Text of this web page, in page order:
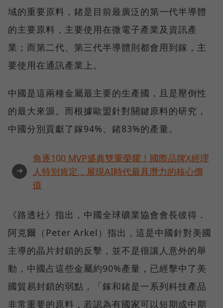
域的重要原料，鍺是目前最廣泛的第一代半導體
的主要原料，主要使用在微電子產業及資訊產
業；而第二代、第三代半導體則都會用到鎵，主
要使用在通訊產業上。
中國是這兩種金屬最主要的生產國，且是壓倒性
的最大來源。而根據歐盟針對關鍵原料的研究，
中國分別貢獻了鎵94%、鍺83%的產量。
➜
角逐100 MVP盛典雙重榮耀！國際品牌X經理
人特別肯定，展現AI時代最具潛力的核心價
值
《路透社》指出，中國全球礦業協會會長彼得．
阿克爾（Peter Arkel）指出，這是中國針對美國
主導的晶片封鎖的反擊，並不是很讓人意外的舉
動，中國占這些金屬約90%產量，已經擊中了美
國貿易封鎖的弱點，「鎵和鍺是一系列科技產品
非常重要的原料，若認為有國家可以短期或中期